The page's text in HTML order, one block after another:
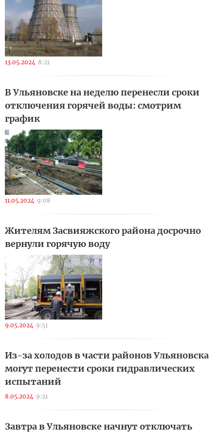
13.05.2024 8:21
В Ульяновске на неделю перенесли сроки
отключения горячей воды: смотрим
график
11.05.2024 9:08
Жителям Засвияжского района досрочно
вернули горячую воду
9.05.2024 9:51
Из-за холодов в части районов Ульяновска
могут перенести сроки гидравлических
испытаний
8.05.2024 9:21
Завтра в Ульяновске начнут отключать